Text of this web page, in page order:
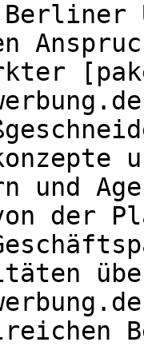
und
der